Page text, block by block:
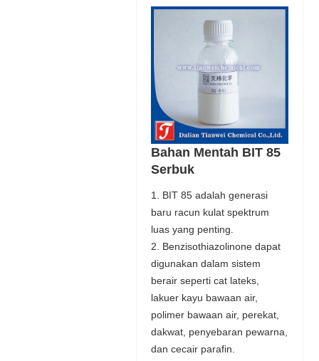
Bahan Mentah BIT 85
Serbuk
1. BIT 85 adalah generasi
baru racun kulat spektrum
luas yang penting.
2. Benzisothiazolinone dapat
digunakan dalam sistem
berair seperti cat lateks,
lakuer kayu bawaan air,
polimer bawaan air, perekat,
dakwat, penyebaran pewarna,
dan cecair parafin.